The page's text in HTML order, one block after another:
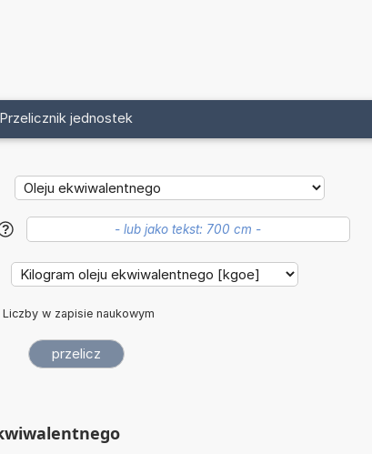
Przelicznik jednostek
?
Liczby w zapisie naukowym